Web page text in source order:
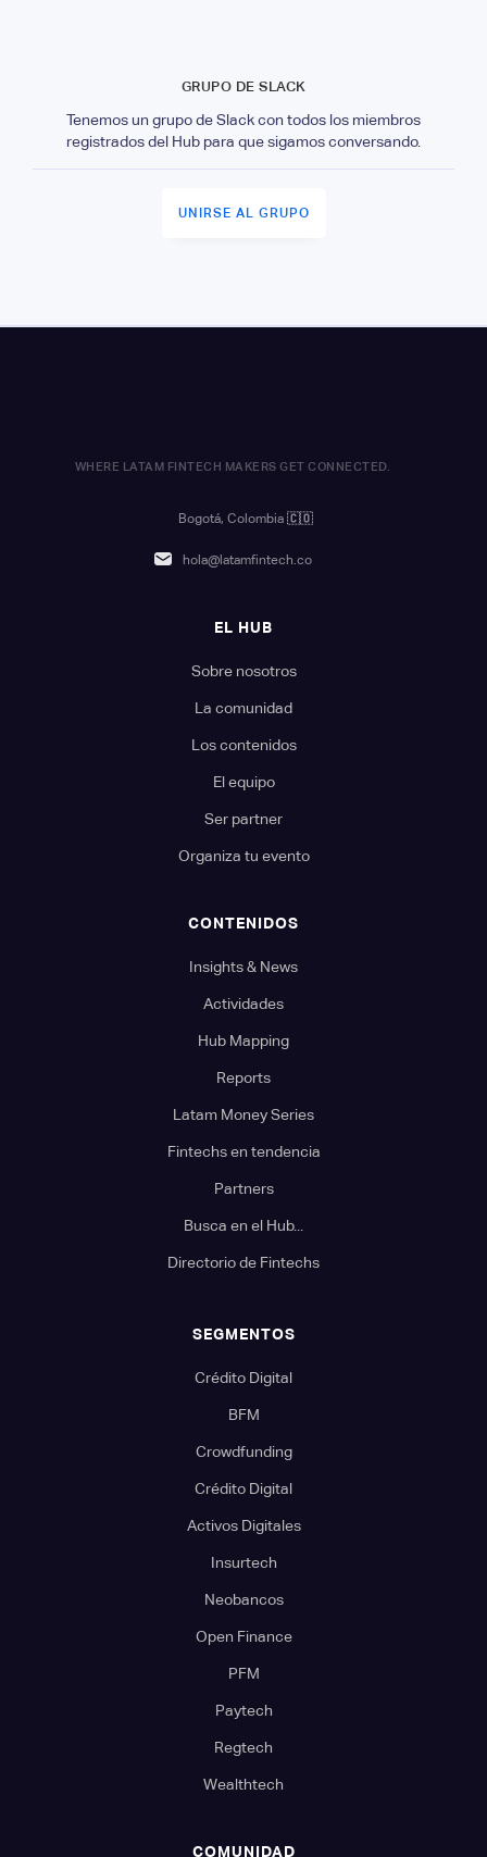
GRUPO DE SLACK
Tenemos un grupo de Slack con todos los miembros
registrados del Hub para que sigamos conversando.
UNIRSE AL GRUPO
WHERE LATAM FINTECH MAKERS GET CONNECTED.
Bogotá, Colombia 🇨🇴
hola@latamfintech.co
EL HUB
Sobre nosotros
La comunidad
Los contenidos
El equipo
Ser partner
Organiza tu evento
CONTENIDOS
Insights & News
Actividades
Hub Mapping
Reports
Latam Money Series
Fintechs en tendencia
Partners
Busca en el Hub...
Directorio de Fintechs
SEGMENTOS
Crédito Digital
BFM
Crowdfunding
Crédito Digital
Activos Digitales
Insurtech
Neobancos
Open Finance
PFM
Paytech
Regtech
Wealthtech
COMUNIDAD